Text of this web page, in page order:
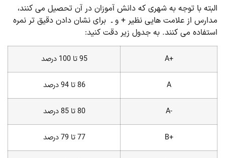
البته با توجه به شهری که دانش آموزان در آن تحصیل می کنند،
مدارس از علامت هایی نظیر + و ـ برای نشان دادن دقیق تر نمره
استفاده می کنند. به جدول زیر دقت کنید:
+A 95 تا 100 درصد
A 86 تا 94 درصد
-A 80 تا 85 درصد
+B 77 تا 79 درصد